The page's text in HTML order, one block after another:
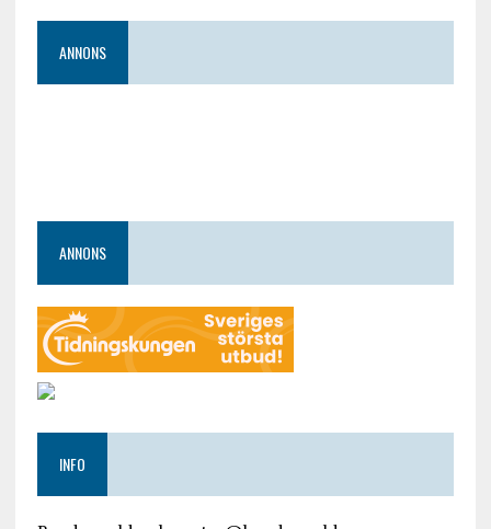
ANNONS
ANNONS
INFO